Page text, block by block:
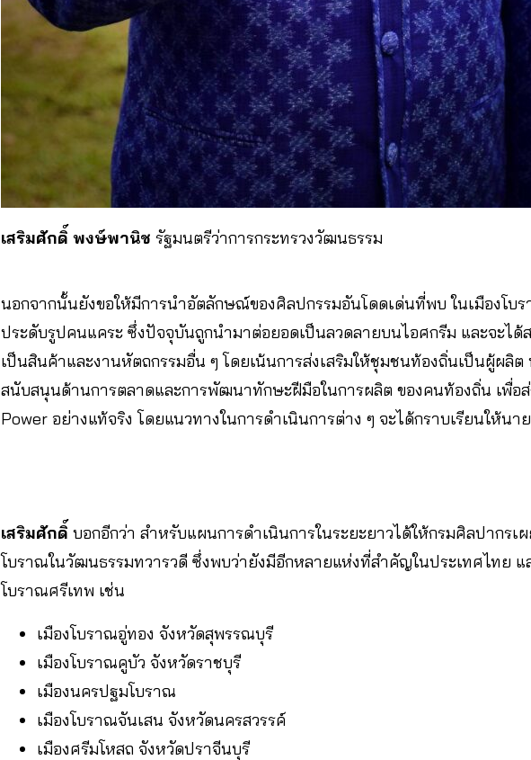
เสริมศักดิ์ พงษ์พานิช รัฐมนตรีว่าการกระทรวงวัฒนธรรม
นอกจากนั้นยังขอให้มีการนำอัตลักษณ์ของศิลปกรรมอันโดดเด่นที่พบ ในเมืองโบ
ประดับรูปคนแคระ ซึ่งปัจจุบันถูกนำมาต่อยอดเป็นลวดลายบนไอศกรีม และจะได้
เป็นสินค้าและงานหัตถกรรมอื่น ๆ โดยเน้นการส่งเสริมให้ชุมชนท้องถิ่นเป็นผู้ผลิ
สนับสนุนด้านการตลาดและการพัฒนาทักษะฝีมือในการผลิต ของคนท้องถิ่น เพื่อส่
Power อย่างแท้จริง โดยแนวทางในการดำเนินการต่าง ๆ จะได้กราบเรียนให้น
เสริมศักดิ์ บอกอีกว่า สำหรับแผนการดำเนินการในระยะยาวได้ให้กรมศิลปากรเผ
โบราณในวัฒนธรรมทวารวดี ซึ่งพบว่ายังมีอีกหลายแห่งที่สำคัญในประเทศไทย แ
โบราณศรีเทพ เช่น
เมืองโบราณอู่ทอง จังหวัดสุพรรณบุรี
เมืองโบราณคูบัว จังหวัดราชบุรี
เมืองนครปฐมโบราณ
เมืองโบราณจันเสน จังหวัดนครสวรรค์
เมืองศรีมโหสถ จังหวัดปราจีนบุรี